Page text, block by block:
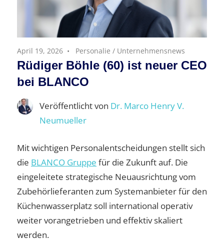
April 19, 2026 Personalie / Unternehmensnews
Rüdiger Böhle (60) ist neuer CEO
bei BLANCO
Veröffentlicht von Dr. Marco Henry V.
Neumueller
Mit wichtigen Personalentscheidungen stellt sich
die BLANCO Gruppe für die Zukunft auf. Die
eingeleitete strategische Neuausrichtung vom
Zubehörlieferanten zum Systemanbieter für den
Küchenwasserplatz soll international operativ
weiter vorangetrieben und effektiv skaliert
werden.